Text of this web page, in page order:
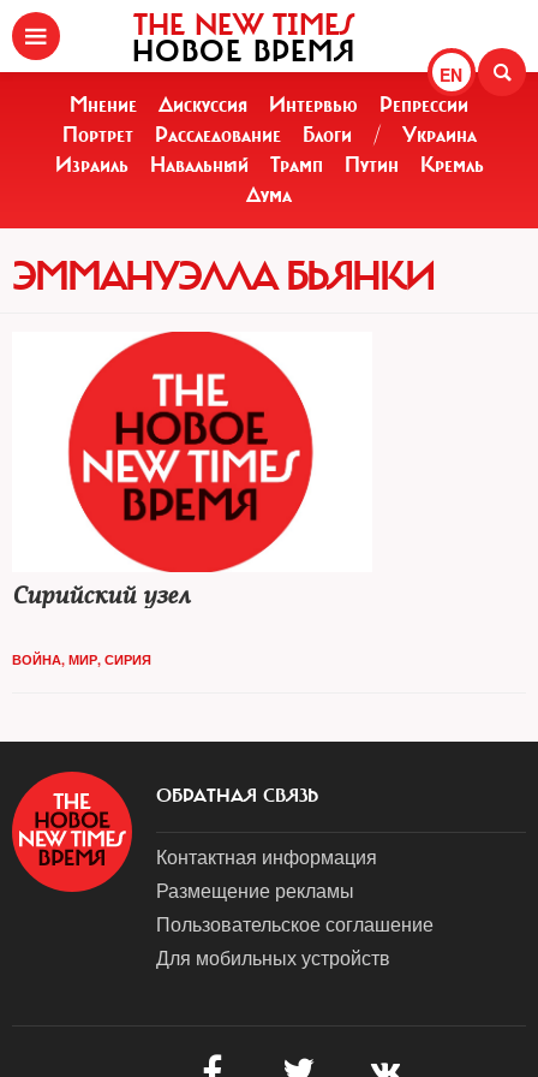
EN
THE NEW TIMES
НОВОЕ ВРЕМЯ
Мнение Дискуссия Интервью
Репрессии
Портрет
Расследование Блоги /
Украина
Израиль
Навальный Трамп Путин
Кремль
Дума
ЭММАНУЭЛЛА БЬЯНКИ
Сирийский узел
ВОЙНА, МИР, СИРИЯ
ОБРАТНАЯ СВЯЗЬ
Контактная информация
Размещение рекламы
Пользовательское соглашение
Для мобильных устройств